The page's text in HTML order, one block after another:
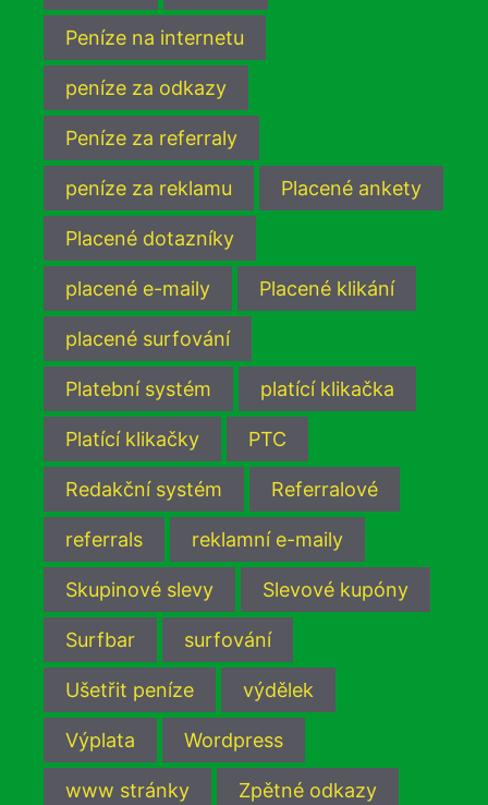
Peníze na internetu
peníze za odkazy
Peníze za referraly
peníze za reklamu Placené ankety
Placené dotazníky
placené e-maily Placené klikání
placené surfování
Platební systém platící klikačka
Platící klikačky PTC
Redakční systém Referralové
referrals reklamní e-maily
Skupinové slevy Slevové kupóny
Surfbar surfování
Ušetřit peníze výdělek
Výplata Wordpress
www stránky Zpětné odkazy